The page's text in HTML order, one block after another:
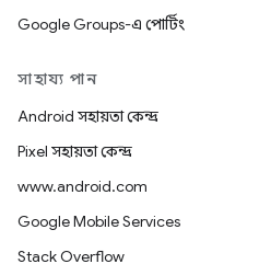
Google Groups-এ পোর্টিং
সাহায্য পান
Android সহায়তা কেন্দ্র
Pixel সহায়তা কেন্দ্র
www.android.com
Google Mobile Services
Stack Overflow